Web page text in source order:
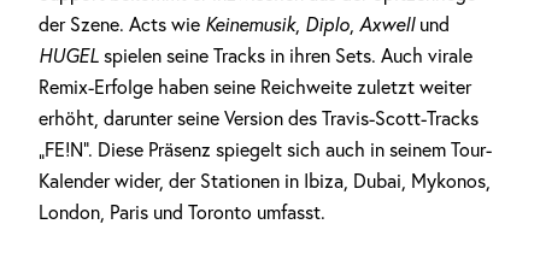
der Szene. Acts wie Keinemusik, Diplo, Axwell und
HUGEL spielen seine Tracks in ihren Sets. Auch virale
Remix-Erfolge haben seine Reichweite zuletzt weiter
erhöht, darunter seine Version des Travis-Scott-Tracks
„FE!N“. Diese Präsenz spiegelt sich auch in seinem Tour-
Kalender wider, der Stationen in Ibiza, Dubai, Mykonos,
London, Paris und Toronto umfasst.